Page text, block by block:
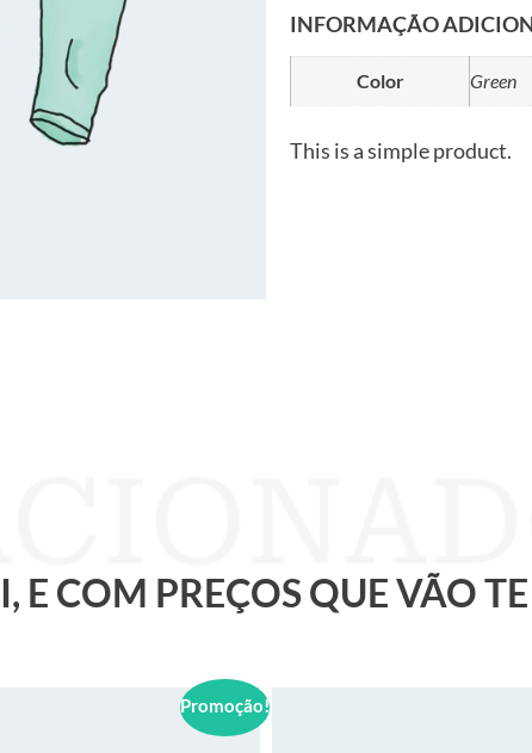
INFORMAÇÃO
Color Green
This is a simple product.
E COM PREÇOS QUE VÃO
Promoção!